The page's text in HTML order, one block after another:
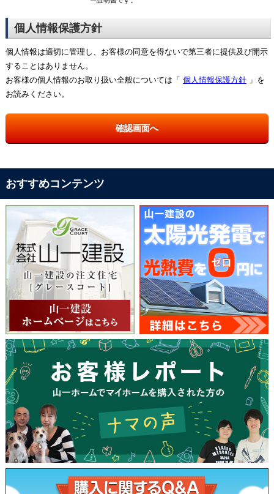
個人情報保護方針
個人情報は適切に管理し、お客様の同意を得ないで第三者に提供及び開示
することはありません。
お客様の個人情報のお取り扱い全般については「 個人情報保護方針」を
お読みください。
おすすめコンテンツ